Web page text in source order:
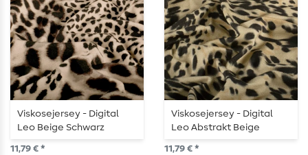
Viskosejersey - Digital
Leo Beige Schwarz
11,79 € *
Viskosejersey - Digital
Leo Abstrakt Beige
11,79 € *